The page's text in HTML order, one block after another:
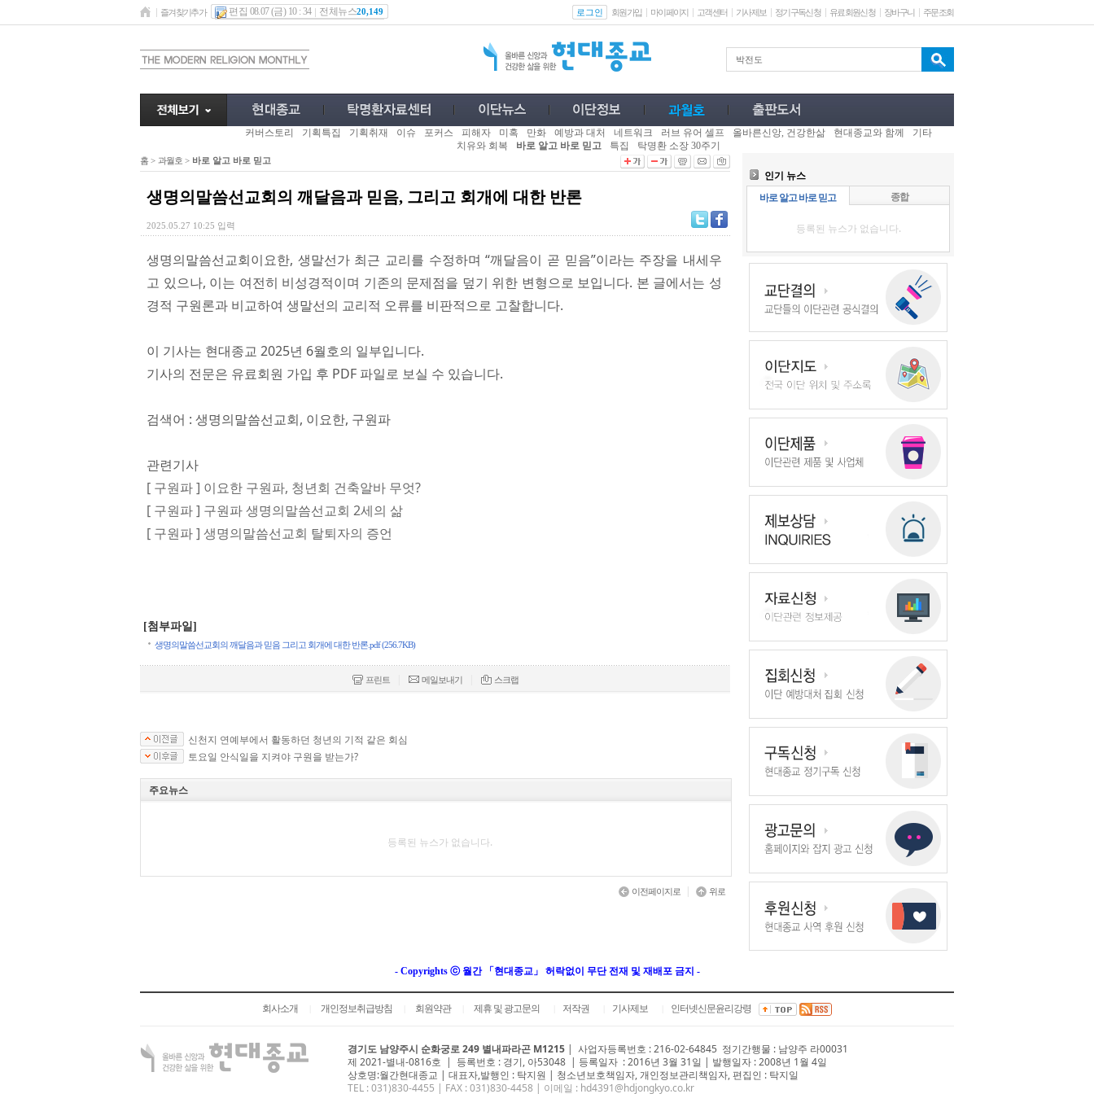
즐겨찾기추가 편집 08.07 (금) 10 : 34 전체뉴스20,149 로그인 회원가입 마이페이지 고객센터 기사제보 정기구독신청 유료회원신청 장바구니 주문조회
커버스토리 기획특집 기획취재 이슈 포커스 피해자 미혹 만화 예방과 대처 네트워크 러브 유어 셀프 올바른신앙, 건강한삶 현대종교와 함께
기타
치유와 회복
바로 알고 바로 믿고 특집 탁명환 소장 30주기
홈 > 과월호 > 바로 알고 바로 믿고
생명의말씀선교회의 깨달음과 믿음, 그리고 회개에 대한 반론
2025.05.27 10:25 입력
생명의말씀선교회이요한, 생말선가 최근 교리를 수정하며 “깨달음이 곧 믿음”이라는 주장을 내세우
고 있으나, 이는 여전히 비성경적이며 기존의 문제점을 덮기 위한 변형으로 보입니다. 본 글에서는 성
경적 구원론과 비교하여 생말선의 교리적 오류를 비판적으로 고찰합니다.
이 기사는 현대종교 2025년 6월호의 일부입니다.
기사의 전문은 유료회원 가입 후 PDF 파일로 보실 수 있습니다.
검색어 : 생명의말씀선교회, 이요한, 구원파
관련기사
[ 구원파 ] 이요한 구원파, 청년회 건축알바 무엇?
[ 구원파 ] 구원파 생명의말씀선교회 2세의 삶
[ 구원파 ] 생명의말씀선교회 탈퇴자의 증언
[첨부파일]
생명의말씀선교회의 깨달음과 믿음 그리고 회개에 대한 반론.pdf (256.7KB)
프린트 메일보내기 스크랩
신천지 연예부에서 활동하던 청년의 기적 같은 회심
토요일 안식일을 지켜야 구원을 받는가?
주요뉴스
등록된 뉴스가 없습니다.
이전페이지로 | 위로
인기 뉴스
바로 알고 바로 믿고
종합
등록된 뉴스가 없습니다.
- Copyrights ⓒ 월간 「현대종교」 허락없이 무단 전재 및 재배포 금지 -
회사소개 개인정보취급방침 회원약관 제휴 및 광고문의 저작권 기사제보 인터넷신문윤리강령
경기도 남양주시 순화궁로 249 별내파라곤 M1215 | 사업자등록번호 : 216-02-64845 정기간행물 : 남양주 라00031
제 2021-별내-0816호 | 등록번호 : 경기, 아53048 | 등록일자 : 2016년 3월 31일 | 발행일자 : 2008년 1월 4일
상호명:월간현대종교 | 대표자,발행인 : 탁지원 | 청소년보호책임자, 개인정보관리책임자, 편집인 : 탁지일
TEL : 031)830-4455 | FAX : 031)830-4458 | 이메일 : hd4391@hdjongkyo.co.kr